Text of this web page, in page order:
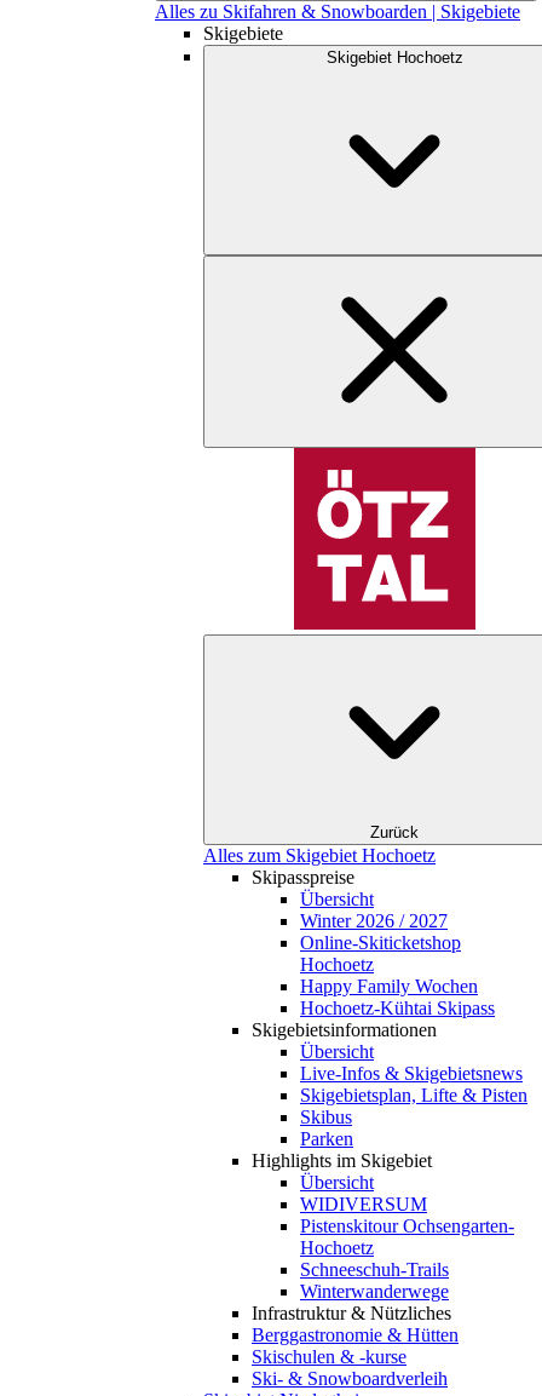
Alles zu Skifahren & Snowboarden | Skigebiete
Skigebiete
Skigebiet Hochoetz
Zurück
Alles zum Skigebiet Hochoetz
Skipasspreise
Übersicht
Winter 2026 / 2027
Online-Skiticketshop
Hochoetz
Happy Family Wochen
Hochoetz-Kühtai Skipass
Skigebietsinformationen
Übersicht
Live-Infos & Skigebietsnews
Skigebietsplan, Lifte & Pisten
Skibus
Parken
Highlights im Skigebiet
Übersicht
WIDIVERSUM
Pistenskitour Ochsengarten-
Hochoetz
Schneeschuh-Trails
Winterwanderwege
Infrastruktur & Nützliches
Berggastronomie & Hütten
Skischulen & -kurse
Ski- & Snowboardverleih